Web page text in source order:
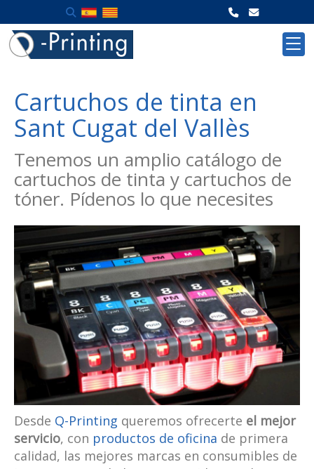
Cartuchos de tinta en
Sant Cugat del Vallès
Tenemos un amplio catálogo de
cartuchos de tinta y cartuchos de
tóner. Pídenos lo que necesites
Desde Q-Printing queremos ofrecerte el mejor
servicio, con productos de oficina de primera
calidad, las mejores marcas en consumibles de